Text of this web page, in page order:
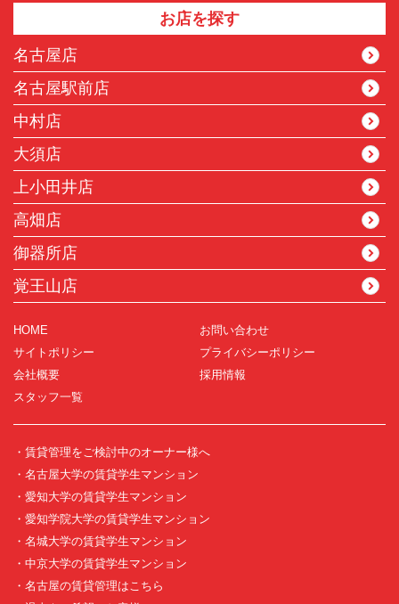
お店を探す
名古屋店
名古屋駅前店
中村店
大須店
上小田井店
高畑店
御器所店
覚王山店
HOME
お問い合わせ
サイトポリシー
プライバシーポリシー
会社概要
採用情報
スタッフ一覧
・賃貸管理をご検討中のオーナー様へ
・名古屋大学の賃貸学生マンション
・愛知大学の賃貸学生マンション
・愛知学院大学の賃貸学生マンション
・名城大学の賃貸学生マンション
・中京大学の賃貸学生マンション
・名古屋の賃貸管理はこちら